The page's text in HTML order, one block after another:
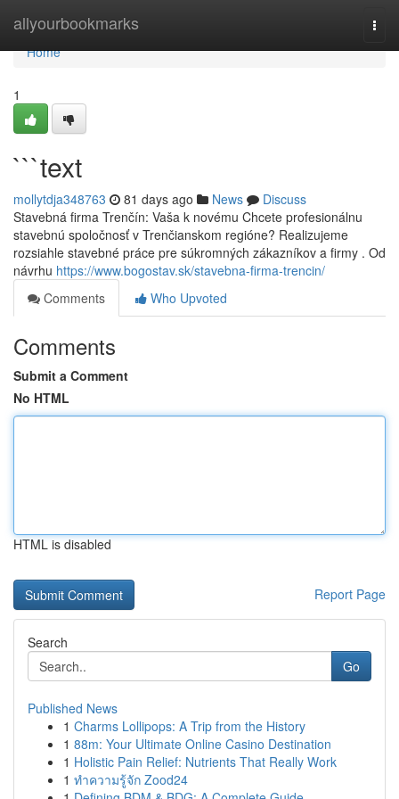
allyourbookmarks
Home
Home
1
```text
mollytdja348763 81 days ago News
Discuss
Stavebná firma Trenčín: Vaša k novému Chcete profesionálnu
stavebnú spoločnosť v Trenčianskom regióne? Realizujeme
rozsiahle stavebné práce pre súkromných zákazníkov a firmy . Od
návrhu https://www.bogostav.sk/stavebna-firma-trencin/
Comments
Who Upvoted
Comments
Submit a Comment
No HTML
HTML is disabled
Report Page
Search
Go
Published News
1 Charms Lollipops: A Trip from the History
1 88m: Your Ultimate Online Casino Destination
1 Holistic Pain Relief: Nutrients That Really Work
1 ทำความรู้จัก Zood24